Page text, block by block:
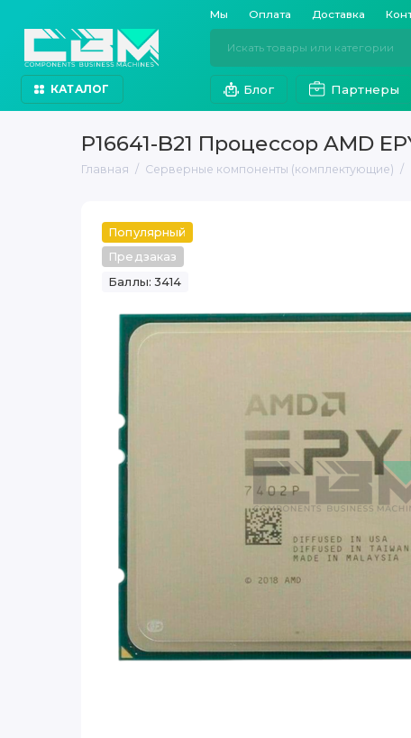
Мы Оплата Доставка
КАТАЛОГ Блог Партнеры
P16641-B21 Процессор AMD
Главная Серверные компоненты (комплектующие)
Популярный
Предзаказ
Баллы: 3414